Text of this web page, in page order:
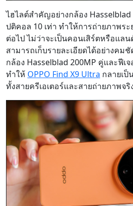
ไฮไลต์สำคัญอย่างกล้อง Hasselblad
ปติคอล 10 เท่า ทำให้การถ่ายภาพร
ต่อไป ไม่ว่าจะเป็นคอนเสิร์ตหรือแล
สามารถเก็บรายละเอียดได้อย่างคม
กล้อง Hasselblad 200MP คู่และฟีเ
ทำให้ OPPO Find X9 Ultra กลายเ
ทั้งสายครีเอเตอร์และสายถ่ายภาพจริ